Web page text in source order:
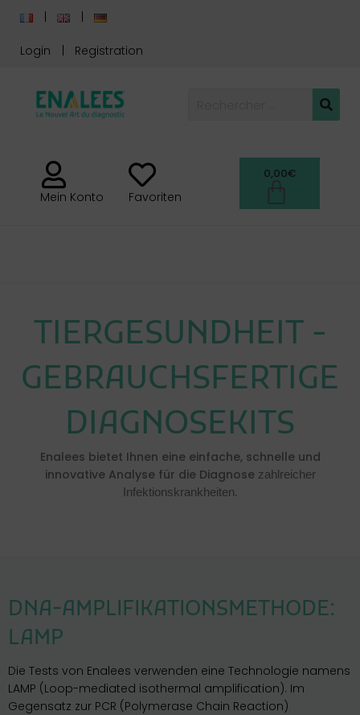
Login Registration
Mein Konto Favoriten
0,00€
TIERGESUNDHEIT -
GEBRAUCHSFERTIGE
DIAGNOSEKITS
Enalees bietet Ihnen eine einfache, schnelle und
innovative Analyse für die Diagnose zahlreicher
Infektionskrankheiten.
DNA-AMPLIFIKATIONSMETHODE:
LAMP
Die Tests von Enalees verwenden eine Technologie namens
LAMP (Loop-mediated isothermal amplification). Im
Gegensatz zur PCR (Polymerase Chain Reaction)